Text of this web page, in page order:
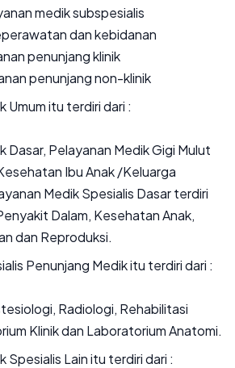
medik subspesialis
dan kebidanan
penunjang klinik
penunjang non-klinik
Umum itu terdiri dari :
Dasar, Pelayanan Medik Gigi Mulut
Ibu Anak /Keluarga
Medik Spesialis Dasar terdiri
Dalam, Kesehatan Anak,
dan Reproduksi.
Penunjang Medik itu terdiri dari :
Radiologi, Rehabilitasi
Klinik dan Laboratorium Anatomi.
Spesialis Lain itu terdiri dari :